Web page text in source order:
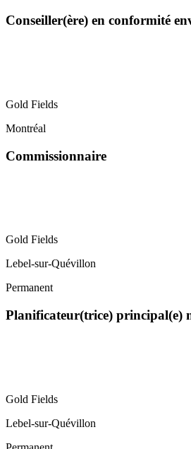
Conseiller(ère) en conformité
Gold Fields
Montréal
Commissionnaire
Gold Fields
Lebel-sur-Quévillon
Permanent
Planificateur(trice) principal(e)
Gold Fields
Lebel-sur-Quévillon